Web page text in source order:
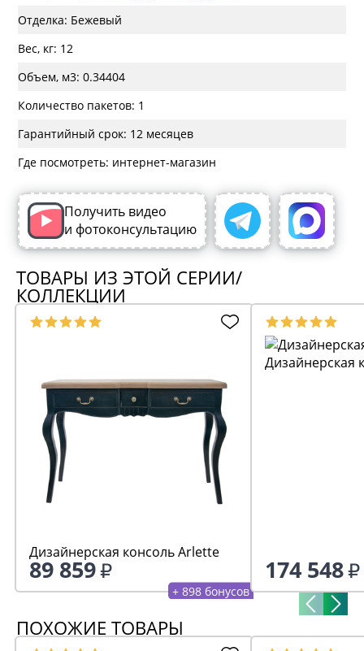
Отделка: Бежевый
Вес, кг: 12
Объем, м3: 0.34404
Количество пакетов: 1
Гарантийный срок: 12 месяцев
Где посмотреть: интернет-магазин
Получить видео
и фотоконсультацию
ТОВАРЫ ИЗ ЭТОЙ СЕРИИ/
КОЛЛЕКЦИИ
Дизайнерская консоль Arlette
89 859
+ 898 бонусов
Дизайнерская
174 548
ПОХОЖИЕ ТОВАРЫ